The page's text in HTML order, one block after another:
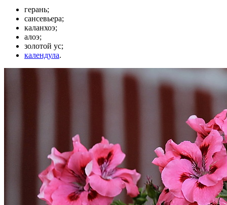
герань;
сансевьера;
каланхоэ;
алоэ;
золотой ус;
календула.